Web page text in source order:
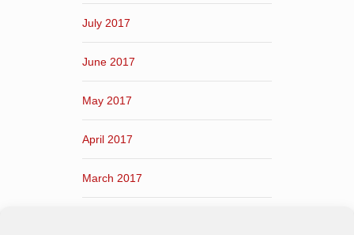
July 2017
June 2017
May 2017
April 2017
March 2017